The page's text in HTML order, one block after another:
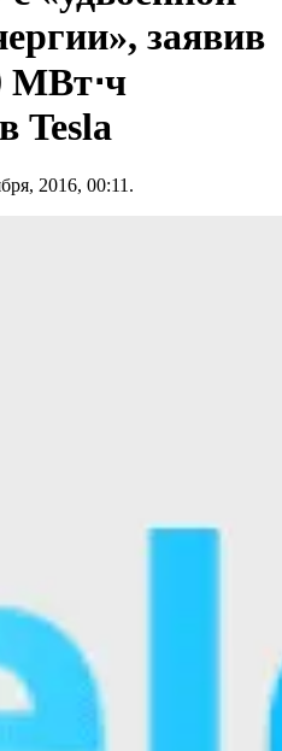
заявив
МВт⋅ч
Tesla
2016, 00:11.